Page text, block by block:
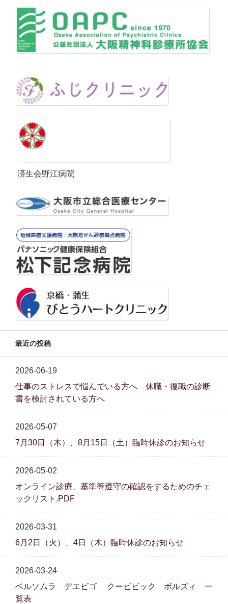
済生会野江病院
最近の投稿
2026-06-19
仕事のストレスで悩んでいる方へ 休職・復職の診断
書を検討されている方へ
2026-05-07
7月30日（木）、8月15日（土）臨時休診のお知らせ
2026-05-02
オンライン診療、基準等遵守の確認をするためのチェ
ックリスト.PDF
2026-03-31
6月2日（火）、4日（木）臨時休診のお知らせ
2026-03-24
ベルソムラ デエビゴ クービビック ボルズィ 一
覧表